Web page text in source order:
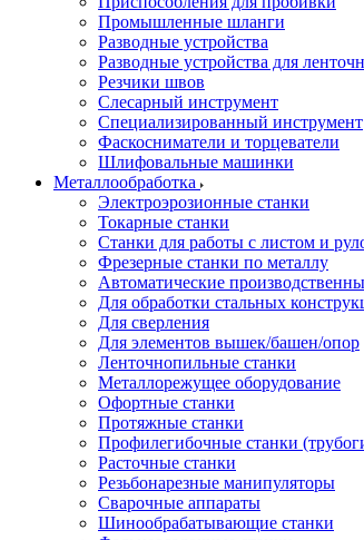
Промышленные шланги
Разводные устройства
Разводные устройства для
Резчики швов
Слесарный инструмент
Специализированный инструмент
Фаскосниматели и торцеватели
Шлифовальные машинки
Металлообработка
Электроэрозионные станки
Токарные станки
Станки для работы с листом и
Фрезерные станки по металлу
Автоматические
Для обработки стальных
Для сверления
Для элементов вышек/башен/опор
Ленточнопильные станки
Металлорежущее оборудование
Офортные станки
Протяжные станки
Профилегибочные станки
Расточные станки
Резьбонарезные манипуляторы
Сварочные аппараты
Шинообрабатывающие станки